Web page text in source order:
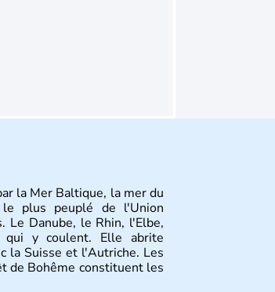
la Mer Baltique, la mer du
plus peuplé de l'Union
Le Danube, le Rhin, l'Elbe,
qui y coulent. Elle abrite
la Suisse et l'Autriche. Les
de Bohême constituent les